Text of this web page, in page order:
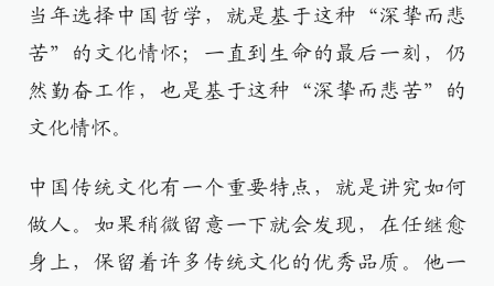
当年选择中国哲学，就是基于这种“深挚而悲
苦”的文化情怀；一直到生命的最后一刻，仍
然勤奋工作，也是基于这种“深挚而悲苦”的
文化情怀。
中国传统文化有一个重要特点，就是讲究如何
做人。如果稍微留意一下就会发现，在任继愈
身上，保留着许多传统文化的优秀品质。他一